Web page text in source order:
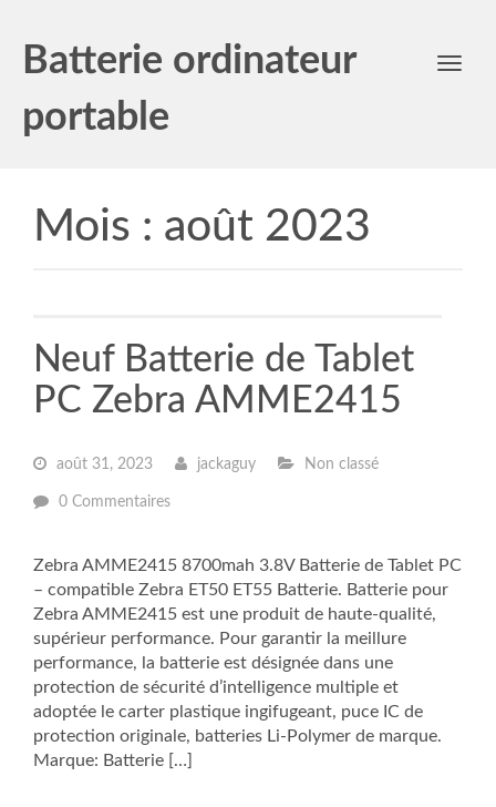
Batterie ordinateur
portable
Toggle
Mois : août 2023
Neuf Batterie de Tablet
PC Zebra AMME2415
août 31, 2023 jackaguy Non classé
0 Commentaires
Zebra AMME2415 8700mah 3.8V Batterie de Tablet PC
– compatible Zebra ET50 ET55 Batterie. Batterie pour
Zebra AMME2415 est une produit de haute-qualité,
supérieur performance. Pour garantir la meillure
performance, la batterie est désignée dans une
protection de sécurité d’intelligence multiple et
adoptée le carter plastique ingifugeant, puce IC de
protection originale, batteries Li-Polymer de marque.
Marque: Batterie […]